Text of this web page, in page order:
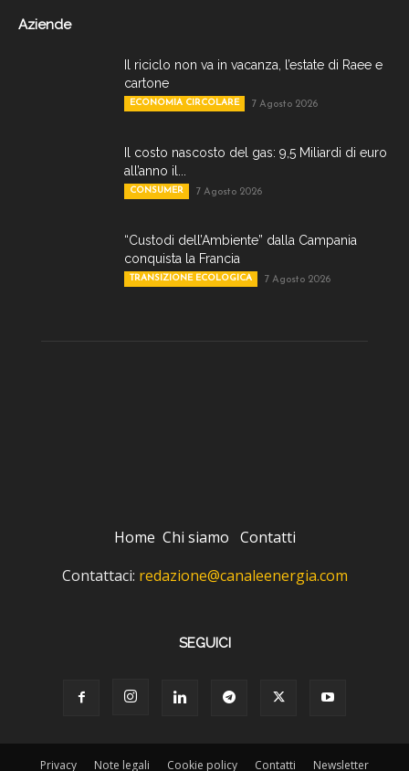
Aziende
Il riciclo non va in vacanza, l’estate di Raee e
cartone
ECONOMIA CIRCOLARE 7 Agosto 2026
Il costo nascosto del gas: 9,5 Miliardi di euro
all’anno il...
CONSUMER 7 Agosto 2026
“Custodi dell’Ambiente” dalla Campania
conquista la Francia
TRANSIZIONE ECOLOGICA 7 Agosto 2026
Home Chi siamo Contatti
Contattaci: redazione@canaleenergia.com
SEGUICI
Privacy Note legali Cookie policy Contatti Newsletter